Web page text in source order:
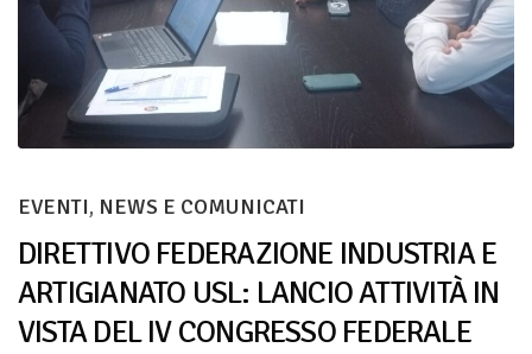
EVENTI, NEWS E COMUNICATI
DIRETTIVO FEDERAZIONE INDUSTRIA E
ARTIGIANATO USL: LANCIO ATTIVITÀ IN
VISTA DEL IV CONGRESSO FEDERALE